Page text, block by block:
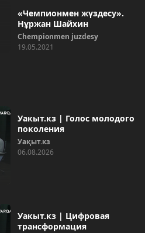
«Чемпионмен жүздесу».
Нұржан Шайхин
Chempionmen juzdesy
19.05.2021
Уакыт.кз | Голос молодого
поколения
Уақыт.кз
06.08.2026
Уакыт.кз | Цифровая
трансформация